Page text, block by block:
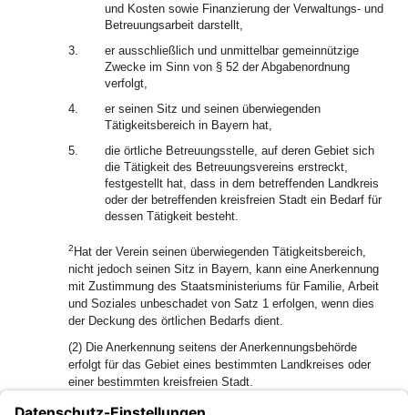
und Kosten sowie Finanzierung der Verwaltungs- und
Betreuungsarbeit darstellt,
3.
er ausschließlich und unmittelbar gemeinnützige
Zwecke im Sinn von § 52 der Abgabenordnung
verfolgt,
4.
er seinen Sitz und seinen überwiegenden
Tätigkeitsbereich in Bayern hat,
5.
die örtliche Betreuungsstelle, auf deren Gebiet sich
die Tätigkeit des Betreuungsvereins erstreckt,
festgestellt hat, dass in dem betreffenden Landkreis
oder der betreffenden kreisfreien Stadt ein Bedarf für
dessen Tätigkeit besteht.
2 Hat der Verein seinen überwiegenden Tätigkeitsbereich,
nicht jedoch seinen Sitz in Bayern, kann eine Anerkennung
mit Zustimmung des Staatsministeriums für Familie, Arbeit
und Soziales unbeschadet von Satz 1 erfolgen, wenn dies
der Deckung des örtlichen Bedarfs dient.
(2) Die Anerkennung seitens der Anerkennungsbehörde
erfolgt für das Gebiet eines bestimmten Landkreises oder
einer bestimmten kreisfreien Stadt.
(3) Eine bis zum 31. Dezember 2022 erteilte Anerkennung